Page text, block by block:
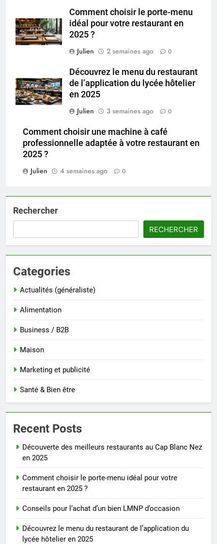
Comment choisir le porte-menu
idéal pour votre restaurant en
2025 ?
Julien
2 semaines ago 0
Découvrez le menu du restaurant
de l’application du lycée hôtelier
en 2025
Julien
3 semaines ago 0
Comment choisir une machine à café
professionnelle adaptée à votre restaurant en
2025 ?
Julien
4 semaines ago 0
Rechercher
RECHERCHER
Categories
Actualités (généraliste)
Alimentation
Business / B2B
Maison
Marketing et publicité
Santé & Bien être
Recent Posts
Découverte des meilleurs restaurants au Cap Blanc Nez
en 2025
Comment choisir le porte-menu idéal pour votre
restaurant en 2025 ?
Conseils pour l’achat d’un bien LMNP d’occasion
Découvrez le menu du restaurant de l’application du
lycée hôtelier en 2025